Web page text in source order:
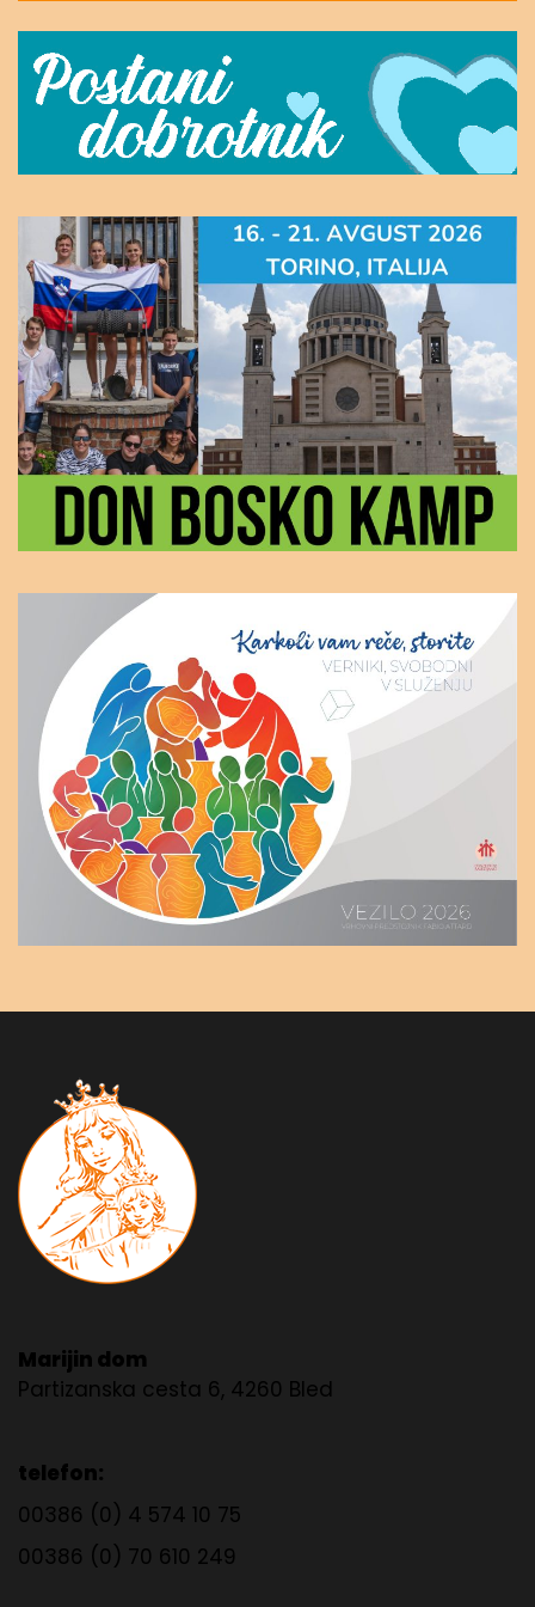
Marijin dom
Partizanska cesta 6, 4260 Bled
telefon:
00386 (0) 4 574 10 75
00386 (0) 70 610 249